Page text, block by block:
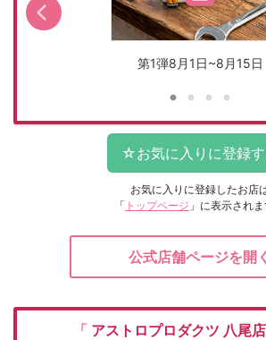
第1弾8月1日~8月15日
お気に入りに登録したお店
「 トップページ 」に表示されま
公式店舗ページを開く
「 アストロプロダクツ 八尾店